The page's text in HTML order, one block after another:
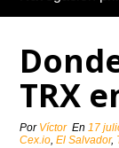
TRX
Por Víctor En17
Cex.io,El Salvador,